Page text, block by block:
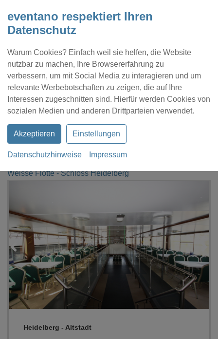
eventano respektiert Ihren
Datenschutz
Warum Cookies? Einfach weil sie helfen, die Website
nutzbar zu machen, Ihre Browsererfahrung zu
verbessern, um mit Social Media zu interagieren und um
relevante Werbebotschaften zu zeigen, die auf Ihre
Interessen zugeschnitten sind. Hierfür werden Cookies von
sozialen Medien und anderen Drittparteien verwendet.
Akzeptieren Einstellungen
Datenschutzhinweise Impressum
Kontakt Location eintragen Profil
Weisse Flotte - Schloss Heidelberg
Loading...
Heidelberg - Altstadt